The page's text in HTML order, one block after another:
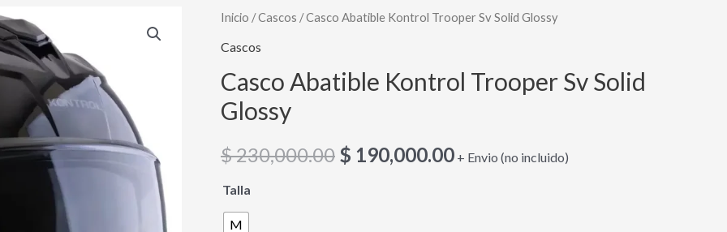
Inicio /Cascos / Casco Abatible Kontrol Trooper Sv Solid Glossy
Cascos
Casco Abatible Kontrol Trooper Sv Solid
Glossy
$230,000.00
El
original
$ 230,000.00.
$ 190,000.00
El
actual
$ 190,000.00.
+ Envio (no incluido)
Talla
M
Casco
Abatible
Trooper
Sv
Glossy
cantidad